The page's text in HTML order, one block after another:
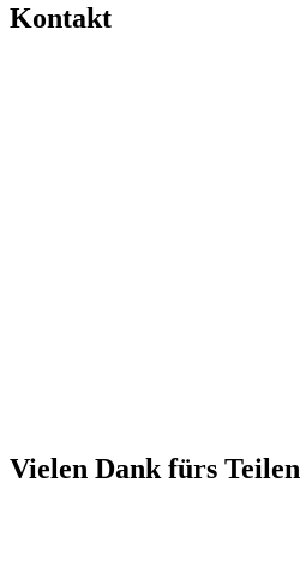
Kontakt
Vielen Dank fürs Teilen